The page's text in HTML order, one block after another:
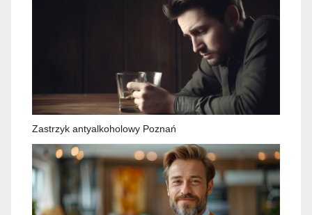
Zastrzyk antyalkoholowy Poznań